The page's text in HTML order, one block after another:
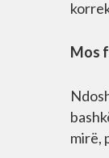
Mos
mirë,